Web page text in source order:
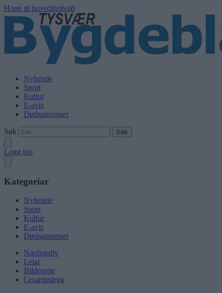
Hopp til hovedinnhold
Nyhende
Sport
Kultur
E-avis
Dødsannonser
Søk
Logg inn
Kategoriar
Nyhende
Sport
Kultur
E-avis
Dødsannonser
Næringsliv
Leiar
Bildeserie
Lesarinnlegg